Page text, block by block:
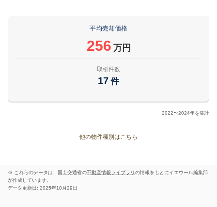
平均売却価格
256 万円
取引件数
17 件
2022〜2024年を集計
他の物件種別はこちら
※ これらのデータは、国土交通省の不動産情報ライブラリの情報をもとにイエウール編集部
が作成しています。
データ更新日: 2025年10月29日